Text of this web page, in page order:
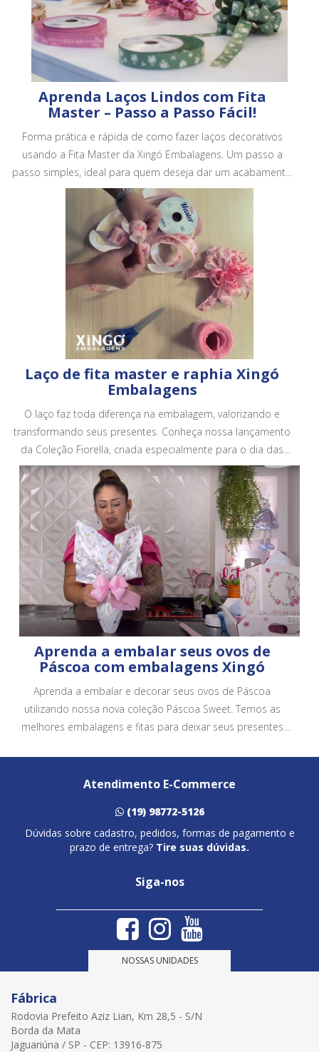
Aprenda Laços Lindos com Fita
Master – Passo a Passo Fácil!
Forma prática e rápida de como fazer laços decorativos
usando a Fita Master da Xingó Embalagens. Um passo a
passo simples, ideal para quem deseja dar um acabamento
mais bonito e profissional em embalagens, cestas e
presentes.
Laço de fita master e raphia Xingó
Embalagens
O laço faz toda diferença na embalagem, valorizando e
transformando seus presentes. Conheça nossa lançamento
da Coleção Fiorella, criada especialmente para o dia das
mães. Conheça todos os nossos produtos em no site.
Aprenda a embalar seus ovos de
Páscoa com embalagens Xingó
Aprenda a embalar e decorar seus ovos de Páscoa
utilizando nossa nova coleção Páscoa Sweet. Temos as
melhores embalagens e fitas para deixar seus presentes
Atendimento E-Commerce
(19) 98772-5126
Dúvidas sobre cadastro, pedidos, formas de pagamento e
prazo de entrega? Tire suas dúvidas.
Siga-nos
NOSSAS UNIDADES
Fábrica
Rodovia Prefeito Aziz Lian, Km 28,5 - S/N
Borda da Mata
Jaguariúna / SP - CEP: 13916-875